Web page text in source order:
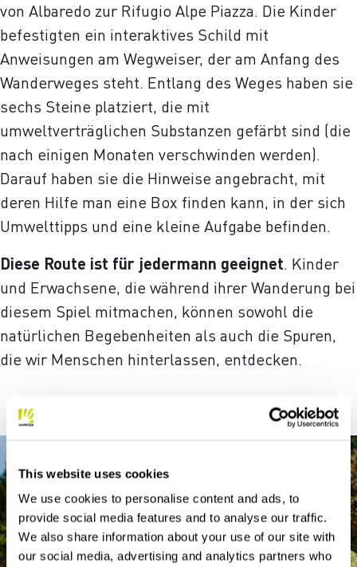
This website uses cookies
We use cookies to personalise content and ads, to
provide social media features and to analyse our traffic.
We also share information about your use of our site with
our social media, advertising and analytics partners who
von Albaredo zur Rifugio Alpe Piazza. Die Kinder
befestigten ein interaktives Schild mit
Anweisungen am Wegweiser, der am Anfang des
Wanderweges steht. Entlang des Weges haben sie
sechs Steine platziert, die mit
umweltverträglichen Substanzen gefärbt sind (die
nach einigen Monaten verschwinden werden).
Darauf haben sie die Hinweise angebracht, mit
deren Hilfe man eine Box finden kann, in der sich
Umwelttipps und eine kleine Aufgabe befinden.
Diese Route ist für jedermann geeignet. Kinder
und Erwachsene, die während ihrer Wanderung bei
diesem Spiel mitmachen, können sowohl die
natürlichen Begebenheiten als auch die Spuren,
die wir Menschen hinterlassen, entdecken.